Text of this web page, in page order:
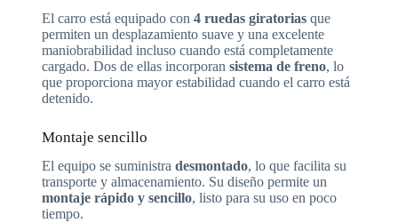
El carro está equipado con 4 ruedas giratoriasque
permiten un desplazamiento suave y una excelente
maniobrabilidad incluso cuando está completamente
cargado. Dos de ellas incorporan sistema de freno, lo
que proporciona mayor estabilidad cuando el carro está
detenido.
Montaje sencillo
El equipo se suministra desmontado, lo que facilita su
transporte y almacenamiento. Su diseño permite un
montaje rápido y sencillo, listo para su uso en poco
tiempo.